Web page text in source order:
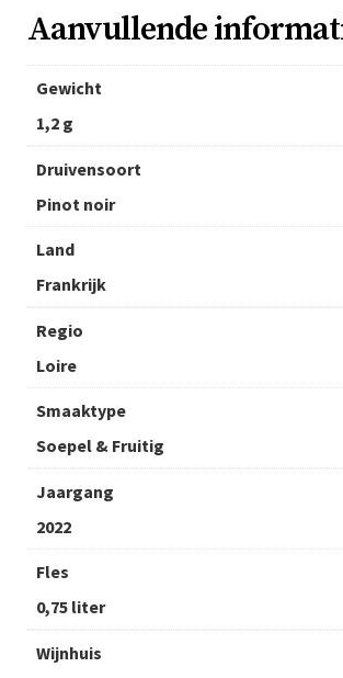
Aanvullende
Gewicht
1,2 g
Druivensoort
Pinot noir
Land
Frankrijk
Regio
Loire
Smaaktype
Soepel & Fruitig
Jaargang
2022
Fles
0,75 liter
Wijnhuis